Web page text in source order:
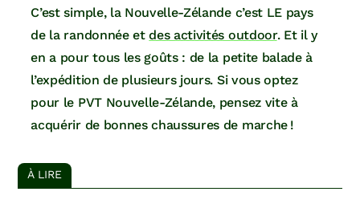
C’est simple, la Nouvelle-Zélande c’est LE pays
de la randonnée etdes activités outdoor. Et il y
en a pour tous les goûts : de la petite balade à
l’expédition de plusieurs jours. Si vous optez
pour le PVT Nouvelle-Zélande, pensez vite à
acquérir de bonnes chaussures de marche !
À LIRE